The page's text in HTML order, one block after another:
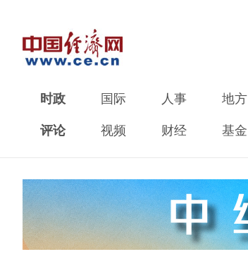
时政 国际 人事 地方
评论 视频 财经 基金